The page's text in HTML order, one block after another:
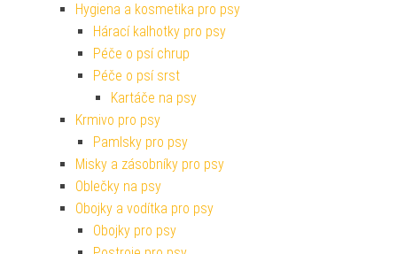
Hygiena a kosmetika pro psy
Hárací kalhotky pro psy
Péče o psí chrup
Péče o psí srst
Kartáče na psy
Krmivo pro psy
Pamlsky pro psy
Misky a zásobníky pro psy
Oblečky na psy
Obojky a vodítka pro psy
Obojky pro psy